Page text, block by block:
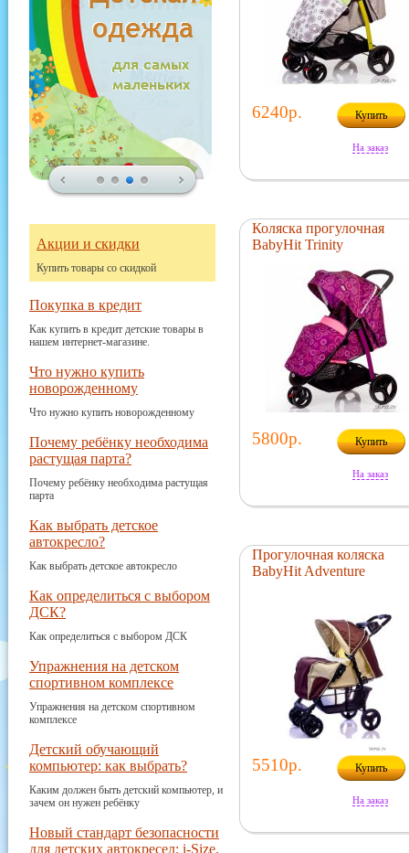
Акции и скидки
Купить товары со скидкой
Покупка в кредит
Как купить в кредит детские товары в
нашем интернет-магазине.
Что нужно купить
новорожденному
Что нужно купить новорожденному
Почему ребёнку необходима
растущая парта?
Почему ребёнку необходима растущая
парта
Как выбрать детское
автокресло?
Как выбрать детское автокресло
Как определиться с выбором
ДСК?
Как определиться с выбором ДСК
Упражнения на детском
спортивном комплексе
Упражнения на детском спортивном
комплексе
Детский обучающий
компьютер: как выбрать?
Каким должен быть детский компьютер, и
зачем он нужен ребёнку
Новый стандарт безопасности
для детских автокресел: i-Size.
6240р. Купить
На заказ
Коляска прогулочная
BabyHit Trinity
5800р. Купить
На заказ
Прогулочная коляска
BabyHit Adventure
5510р. Купить
На заказ